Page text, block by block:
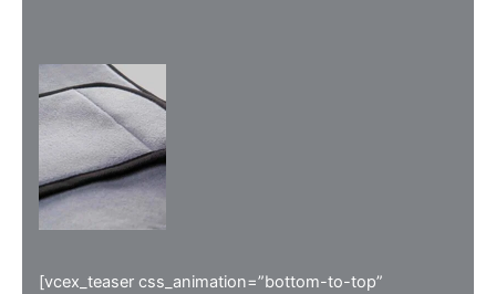
[vcex_teaser css_animation=”bottom-to-top”